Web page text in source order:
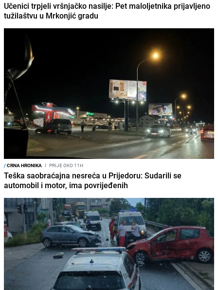
Učenici trpjeli vršnjačko nasilje: Pet maloljetnika prijavljeno
tužilaštvu u Mrkonjić gradu
/CRNA HRONIKA I PRIJE OKO 11H
Teška saobraćajna nesreća u Prijedoru: Sudarili se
automobil i motor, ima povrijeđenih